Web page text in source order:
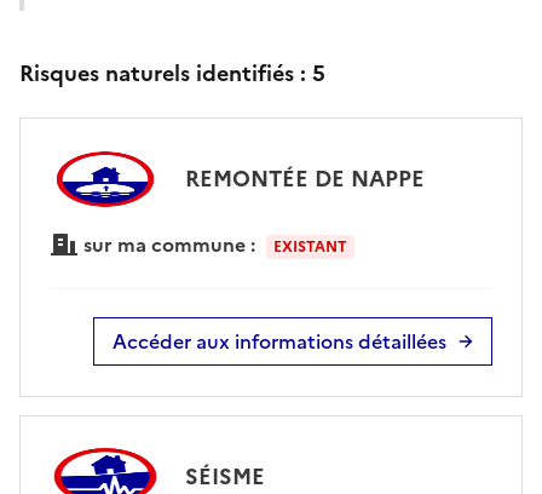
Risques naturels identifiés : 5
REMONTÉE DE NAPPE
sur ma commune : EXISTANT
Accéder aux informations détaillées
SÉISME